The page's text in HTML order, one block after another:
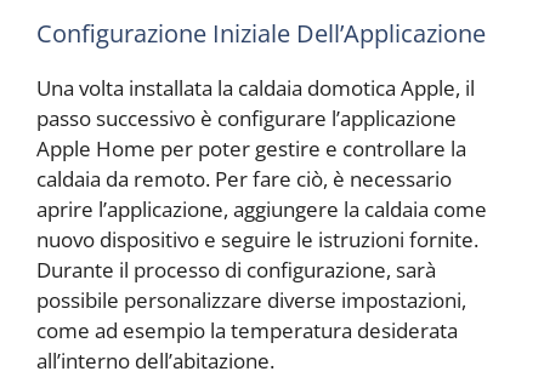
Configurazione Iniziale Dell’Applicazione
Una volta installata la caldaia domotica Apple, il
passo successivo è configurare l’applicazione
Apple Home per poter gestire e controllare la
caldaia da remoto. Per fare ciò, è necessario
aprire l’applicazione, aggiungere la caldaia come
nuovo dispositivo e seguire le istruzioni fornite.
Durante il processo di configurazione, sarà
possibile personalizzare diverse impostazioni,
come ad esempio la temperatura desiderata
all’interno dell’abitazione.